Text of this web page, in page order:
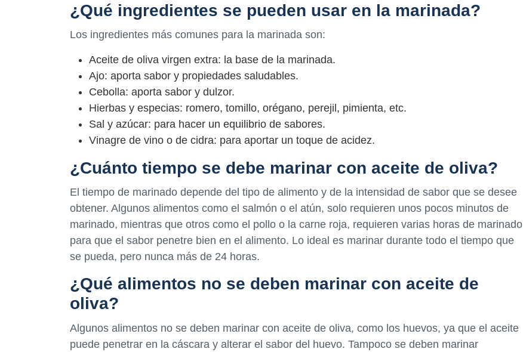
¿Qué ingredientes se pueden usar en la marinada?
Los ingredientes más comunes para la marinada son:
Aceite de oliva virgen extra: la base de la marinada.
Ajo: aporta sabor y propiedades saludables.
Cebolla: aporta sabor y dulzor.
Hierbas y especias: romero, tomillo, orégano, perejil, pimienta, etc.
Sal y azúcar: para hacer un equilibrio de sabores.
Vinagre de vino o de cidra: para aportar un toque de acidez.
¿Cuánto tiempo se debe marinar con aceite de oliva?
El tiempo de marinado depende del tipo de alimento y de la intensidad de sabor que se desee
obtener. Algunos alimentos como el salmón o el atún, solo requieren unos pocos minutos de
marinado, mientras que otros como el pollo o la carne roja, requieren varias horas de marinado
para que el sabor penetre bien en el alimento. Lo ideal es marinar durante todo el tiempo que
se pueda, pero nunca más de 24 horas.
¿Qué alimentos no se deben marinar con aceite de
oliva?
Algunos alimentos no se deben marinar con aceite de oliva, como los huevos, ya que el aceite
puede penetrar en la cáscara y alterar el sabor del huevo. Tampoco se deben marinar